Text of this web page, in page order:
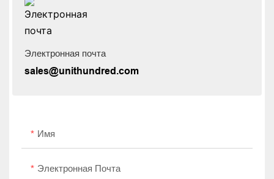
Электронная почта
sales@unithundred.com
Имя
Электронная Почта